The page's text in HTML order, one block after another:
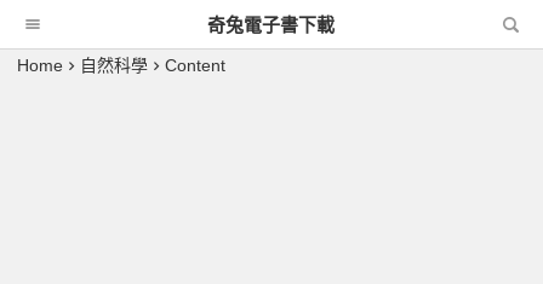
奇兔電子書下載
Home 自然科學 Content